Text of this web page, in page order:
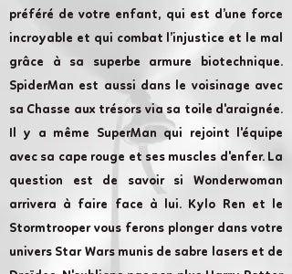
préféré de votre enfant, qui est d’une force
incroyable et qui combat l’injustice et le mal
grâce à sa superbe armure biotechnique.
SpiderMan est aussi dans le voisinage avec
sa Chasse aux trésors via sa toile d'araignée.
Il y a même SuperMan qui rejoint l'équipe
avec sa cape rouge et ses muscles d'enfer. La
question est de savoir si Wonderwoman
arrivera à faire face à lui. Kylo Ren et le
Stormtrooper vous ferons plonger dans votre
univers Star Wars munis de sabre lasers et de